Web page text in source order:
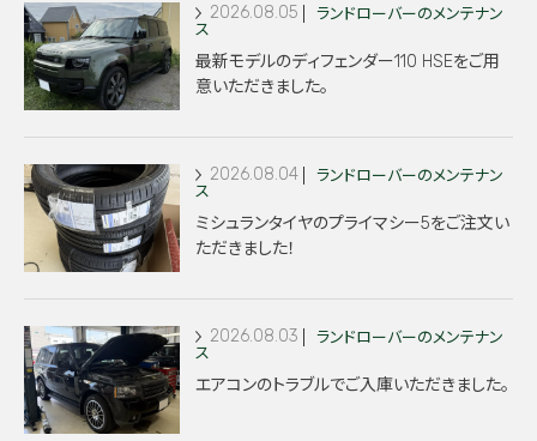
2026.08.05
ランドローバーのメンテナン
ス
最新モデルのディフェンダー110 HSEをご用
意いただきました。
2026.08.04
ランドローバーのメンテナン
ス
ミシュランタイヤのプライマシー5をご注文い
ただきました！
2026.08.03
ランドローバーのメンテナン
ス
エアコンのトラブルでご入庫いただきました。